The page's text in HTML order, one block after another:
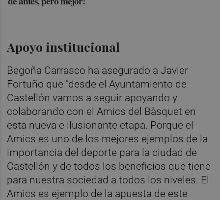
Apoyo institucional
Begoña Carrasco ha asegurado a Javier
Fortuño que “desde el Ayuntamiento de
Castellón vamos a seguir apoyando y
colaborando con el Amics del Bàsquet en
esta nueva e ilusionante etapa. Porque el
Amics es uno de los mejores ejemplos de la
importancia del deporte para la ciudad de
Castellón y de todos los beneficios que tiene
para nuestra sociedad a todos los niveles. El
Amics es ejemplo de la apuesta de este